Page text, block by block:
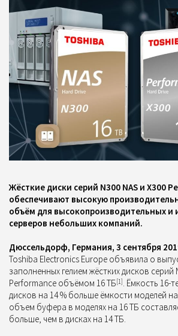
Жёсткие диски серий N300 NAS и X300
обеспечивают высокую
объём для высокопроизводительных и
серверов небольших компаний.
Дюссельдорф, Германия, 3 сентября
Toshiba Electronics Europe объявила о
заполненных гелием жёстких дисков серий
Performance объёмом 16 ТБ[1] . Ёмкость 16-
дисков на 14 % больше ёмкости моделей
объем буфера в моделях на 16 ТБ
больше, чем в дисках на 14 ТБ.